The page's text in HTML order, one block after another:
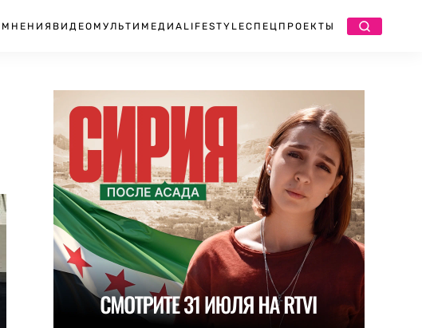
МНЕНИЯ ВИДЕО МУЛЬТИМЕДИА LIFESTYLEСПЕЦПРОЕКТЫ